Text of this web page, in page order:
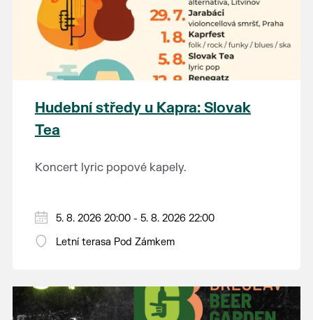
Hudební středy u Kapra: Slovak
Tea
Koncert lyric popové kapely.
5. 8. 2026 20:00 - 5. 8. 2026 22:00
Letní terasa Pod Zámkem